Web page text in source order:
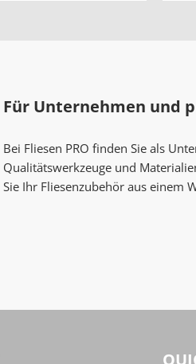
Für Unternehmen und
Bei Fliesen PRO finden Sie als
Qualitätswerkzeuge und
Sie Ihr Fliesenzubehör aus einem